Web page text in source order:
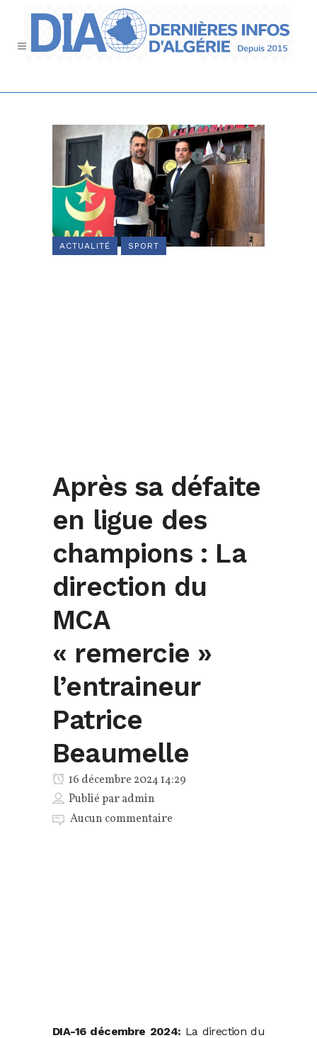
ACTUALITÉ SPORT
Après sa défaite
en ligue des
champions : La
direction du
MCA
« remercie »
l’entraineur
Patrice
Beaumelle
16 décembre 2024 14:29
Publié paradmin
Aucun commentaire
DIA-16 décembre 2024: La direction du